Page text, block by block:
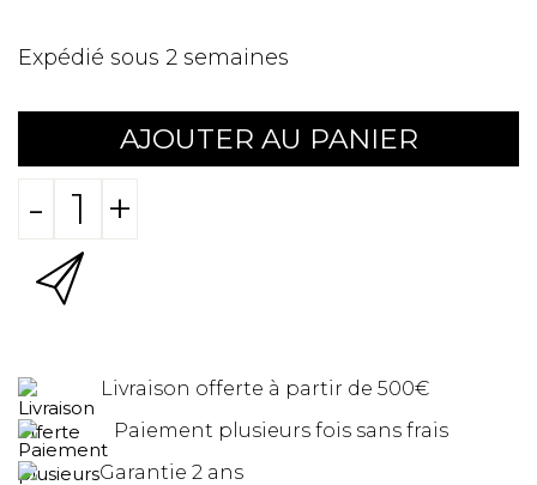
Expédié sous 2 semaines
AJOUTER AU PANIER
- +
Livraison offerte à partir de 500€
Paiement plusieurs fois sans frais
Garantie 2 ans